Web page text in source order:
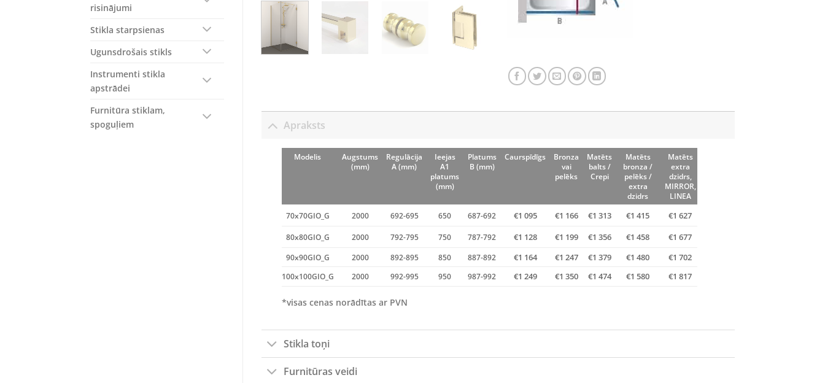
risinājumi
Stikla starpsienas
Ugunsdrošais stikls
Instrumenti stikla
apstrādei
Furnitūra stiklam,
spoguļiem
Apraksts
Modelis
Augstums
(mm)
Regulācija
A (mm)
Ieejas
A1
platums
(mm)
Platums
B (mm)
Caurspīdīgs
Bronza
vai
pelēks
Matēts
balts /
Crepi
Matēts
bronza /
pelēks /
extra
dzidrs
Matēts
extra
dzidrs,
MIRROR,
LINEA
70x70GIO_G 2000 692-695 650 687-692 €1 095 €1 166 €1 313 €1 415 €1 627
80x80GIO_G 2000 792-795 750 787-792 €1 128 €1 199 €1 356 €1 458 €1 677
90x90GIO_G 2000 892-895 850 887-892 €1 164 €1 247 €1 379 €1 480 €1 702
100x100GIO_G 2000 992-995 950 987-992 €1 249 €1 350 €1 474 €1 580 €1 817
*visas cenas norādītas ar PVN
Stikla toņi
Furnitūras veidi